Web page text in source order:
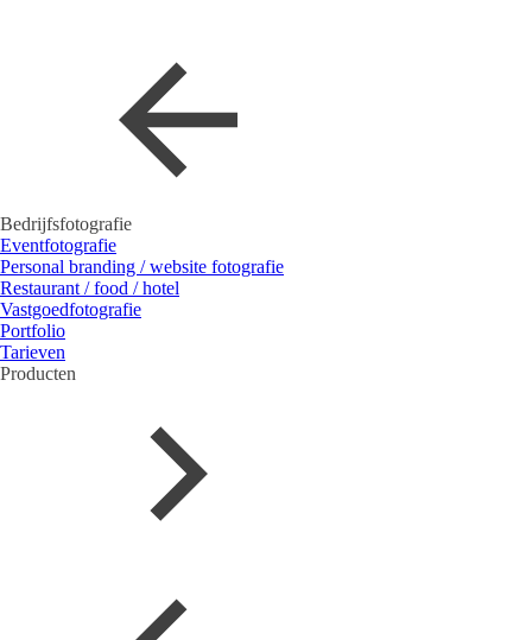
Bedrijfsfotografie
Eventfotografie
Personal branding / website fotografie
Restaurant / food / hotel
Vastgoedfotografie
Portfolio
Tarieven
Producten